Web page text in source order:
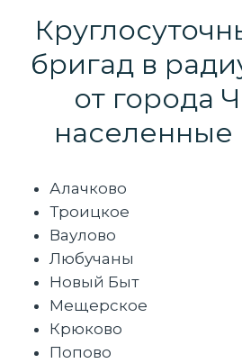
бригад в
от города
населенные
Алачково
Троицкое
Ваулово
Любучаны
Новый Быт
Мещерское
Крюково
Попово